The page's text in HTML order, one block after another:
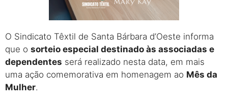
O Sindicato Têxtil de Santa Bárbara d’Oeste informa
que o sorteio especial destinado às associadas e
dependentes será realizado nesta data, em mais
uma ação comemorativa em homenagem ao Mês da
Mulher.